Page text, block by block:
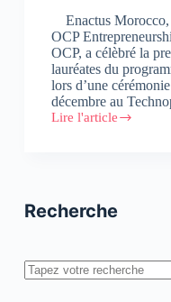
Enactus Morocco,
OCP
OCP, a célèbré la
lauréates du
lors d’une
décembre au
Lire l'article
Première
Recherche
Rechercher